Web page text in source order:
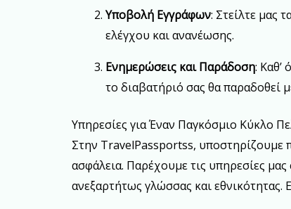
Υποβολή Εγγράφων: Στείλτε μας
ελέγχου και ανανέωσης.
Ενημερώσεις και Παράδοση: Καθ’
το διαβατήριό σας θα παραδοθεί
Υπηρεσίες για Έναν Παγκόσμιο Κύκλο
Στην TravelPassportss, υποστηρίζουμε
ασφάλεια. Παρέχουμε τις υπηρεσίες
ανεξαρτήτως γλώσσας και εθνικότητας.